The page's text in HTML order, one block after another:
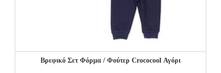
Βρεφικό Σετ Φόρμα / Φούτερ Crococool Αγόρι